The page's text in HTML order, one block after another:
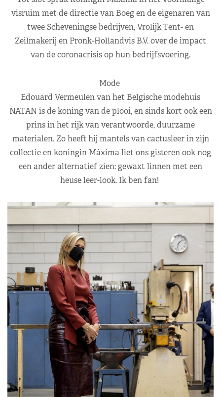
visruim met de directie van Boeg en de eigenaren van
twee Scheveningse bedrijven, Vrolijk Tent- en
Zeilmakerij en Pronk-Hollandvis B.V. over de impact
van de coronacrisis op hun bedrijfsvoering.
Mode
Edouard Vermeulen van het Belgische modehuis
NATAN is de koning van de plooi, en sinds kort ook een
prins in het rijk van verantwoorde, duurzame
materialen. Zo heeft hij mantels van cactusleer in zijn
collectie en koningin Máxima liet ons gisteren ook nog
een ander alternatief zien: gewaxt linnen met een
heuse leer-look. Ik ben fan!